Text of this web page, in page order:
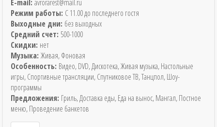
E-mail:avrorarest@mail.ru
Режим работы: С 11.00 до последнего гостя
Выходные дни: без выходных
Средний счет: 500-1000
Скидки: нет
Музыка:Живая, Фоновая
Особенность: Видео, DVD, Дискотека, Живая музыка, Настольные
игры, Спортивные трансляции, Спутниковое ТВ, Танцпол, Шоу-
программы
Предложения: Гриль, Доставка еды, Еда на вынос, Мангал, Постное
меню, Проведение банкетов